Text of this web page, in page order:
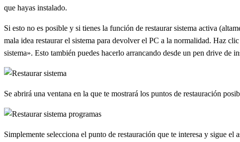
que hayas instalado.
Si esto no es posible y si tienes la función de restaurar sistema activa
mala idea restaurar el sistema para devolver el PC a la normalidad. Haz
sistema». Esto también puedes hacerlo arrancando desde un pen drive de
Se abrirá una ventana en la que te mostrará los puntos de restauración
Simplemente selecciona el punto de restauración que te interesa y sigue